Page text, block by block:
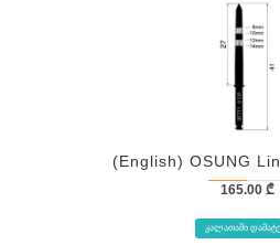
(English) OSUNG
165.00 ₾
ᲙᲐᲚᲐᲗᲐᲨᲘ